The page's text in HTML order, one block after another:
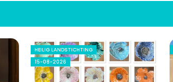
HEILIG LANDSTICHTING
15-08-2026